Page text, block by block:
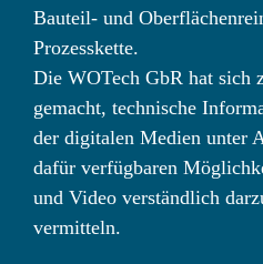
Bauteil- und
Prozesskette.
Die WOTech GbR hat sich
gemacht, technische
der digitalen Medien unter
dafür verfügbaren
und Video verständlich
vermitteln.